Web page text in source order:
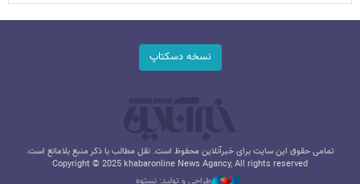
نسخه دسکتاپ
تمامی حقوق این سایت برای خبرآنلاین محفوظ است. نقل مطالب با ذکر منبع بلامانع است.
Copyright © 2025 khabaronline News Agancy, All rights reserved